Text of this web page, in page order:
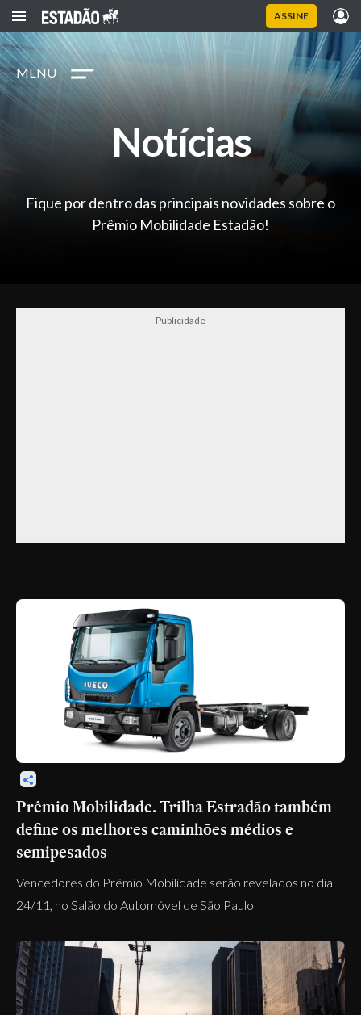
ASSINE
MENU
Notícias
Fique por dentro das principais novidades sobre o
Prêmio Mobilidade Estadão!
Publicidade
Prêmio Mobilidade. Trilha Estradão também
define os melhores caminhões médios e
semipesados
Vencedores do Prêmio Mobilidade serão revelados no dia
24/11, no Salão do Automóvel de São Paulo